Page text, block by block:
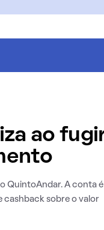
ao
QuintoAndar. A conta é
cashback sobre o valor